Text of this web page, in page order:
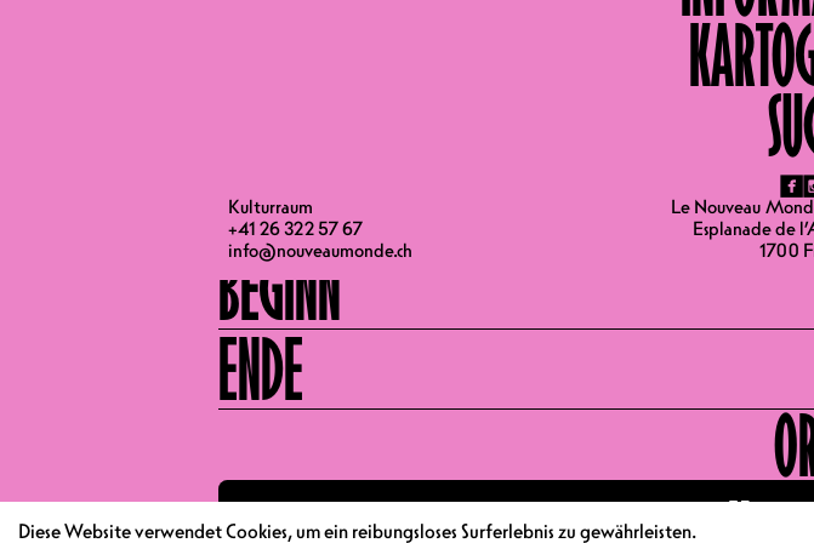
fb
Kulturraum
+41 26 322 57 67
info@nouveaumonde.ch
Le Nouveau
Esplanade de
1700
Oscar Mazzoleni, Titularprofessor für Politikwissenschaft und
Moderation: Samuel Jordan, aktiv in der Integration vonZEITEN
TÜRÖFFNUNG
BEGINN
ENDE
Diese Website verwendet Cookies, um ein reibungsloses Surferlebnis zu gewährleisten.